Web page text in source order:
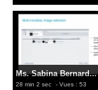
Ms. Sabina Bernard...
28 min 2 sec - Vues : 53